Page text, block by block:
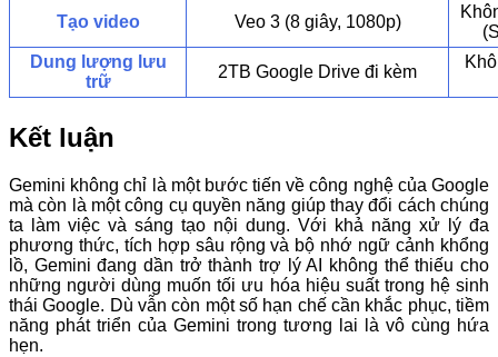
Tạo video Veo 3 (8 giây, 1080p)
Dung lượng lưu
trữ
2TB Google Drive đi kèm
Kết luận
Gemini không chỉ là một bước tiến về công nghệ của Google
mà còn là một công cụ quyền năng giúp thay đổi cách chúng
ta làm việc và sáng tạo nội dung. Với khả năng xử lý đa
phương thức, tích hợp sâu rộng và bộ nhớ ngữ cảnh khổng
lồ, Gemini đang dần trở thành trợ lý AI không thể thiếu cho
những người dùng muốn tối ưu hóa hiệu suất trong hệ sinh
thái Google. Dù vẫn còn một số hạn chế cần khắc phục, tiềm
năng phát triển của Gemini trong tương lai là vô cùng hứa
hẹn.